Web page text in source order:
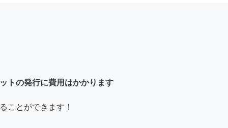
トの発行に費用はかかります
ことができます！